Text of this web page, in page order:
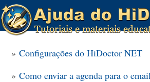
» Configurações do HiDoctor NET
» Como enviar a agenda para o